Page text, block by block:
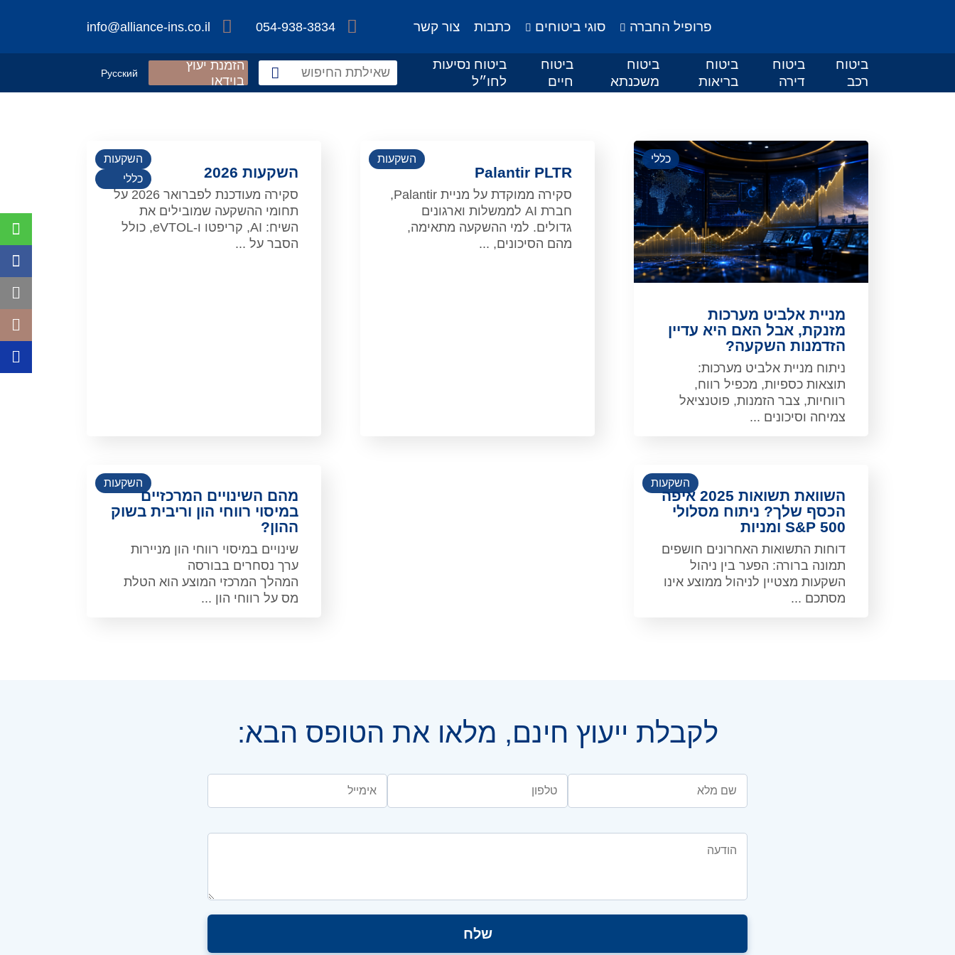
פרופיל החברה סוגי ביטוחים כתבות צור קשר 054-938-3834
info@alliance-ins.co.il
ביטוח
רכב
ביטוח
דירה
ביטוח
בריאות
ביטוח
משכנתא
ביטוח
חיים
ביטוח נסיעות
לחו״ל
הזמנת יעוץ
בוידאו
Русский
כללי
מניית אלביט מערכות
מזנקת, אבל האם היא עדיין
הזדמנות השקעה?
ניתוח מניית אלביט מערכות:
תוצאות כספיות, מכפיל רווח,
רווחיות, צבר הזמנות, פוטנציאל
צמיחה וסיכונים ...
השקעות
Palantir PLTR
סקירה ממוקדת על מניית Palantir,
חברת AI לממשלות וארגונים
גדולים. למי ההשקעה מתאימה,
מהם הסיכונים, ...
השקעות
כללי
השקעות 2026
סקירה מעודכנת לפברואר 2026 על
תחומי ההשקעה שמובילים את
השיח: AI, קריפטו ו-eVTOL, כולל
הסבר על ...
השקעות
השוואת תשואות 2025 איפה
הכסף שלך? ניתוח מסלולי
S&P 500 ומניות
דוחות התשואות האחרונים חושפים
תמונה ברורה: הפער בין ניהול
השקעות מצטיין לניהול ממוצע אינו
מסתכם ...
השקעות
מהם השינויים המרכזיים
במיסוי רווחי הון וריבית בשוק
ההון?
שינויים במיסוי רווחי הון מניירות
ערך נסחרים בבורסה
המהלך המרכזי המוצע הוא הטלת
מס על רווחי הון ...
לקבלת ייעוץ חינם, מלאו את הטופס הבא: